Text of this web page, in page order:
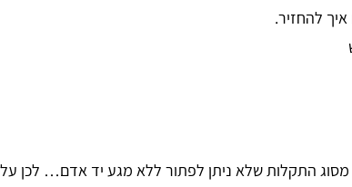
להחזיר.
התקלות שלא ניתן לפתור ללא מגע יד אדם… לכן